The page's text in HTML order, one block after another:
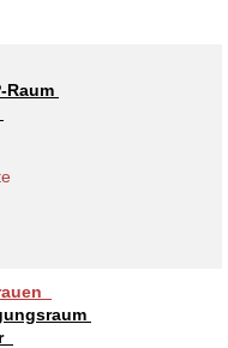
Straße
“Deisterspatzen”
/
/
Weg
/ Familienzentrum
Hof
/
Kilian-Weg /
Raum